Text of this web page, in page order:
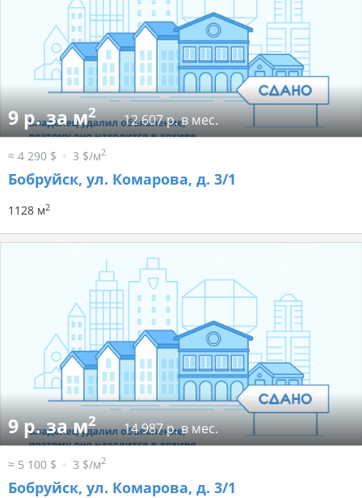
9 р. за м2 12 607 р. в мес.
≈ 4 290 $ 3 $/м2
Бобруйск, ул. Комарова, д. 3/1
1128 м2
9 р. за м2 14 987 р. в мес.
≈ 5 100 $ 3 $/м2
Бобруйск, ул. Комарова, д. 3/1